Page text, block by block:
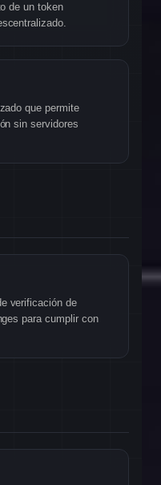
de un token
que permite
sin servidores
verificación de
para cumplir con